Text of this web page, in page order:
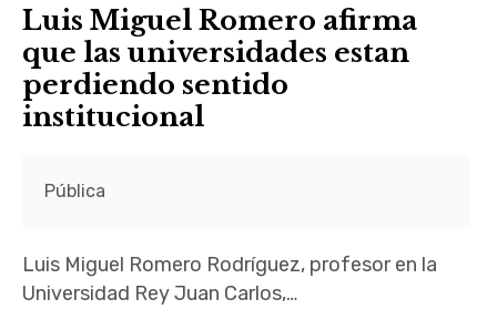
Luis Miguel Romero afirma
que las universidades estan
perdiendo sentido
institucional
Pública
Luis Miguel Romero Rodríguez, profesor en la
Universidad Rey Juan Carlos,…